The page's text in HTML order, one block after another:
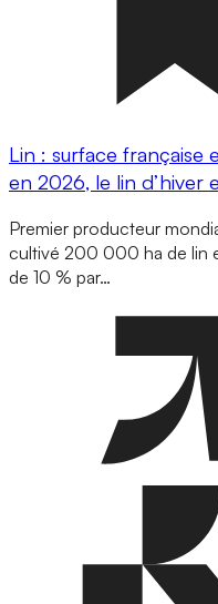
Lin : surface française
en 2026, le lin d’hiver
Premier producteur
cultivé 200 000 ha de lin
de 10 % par…